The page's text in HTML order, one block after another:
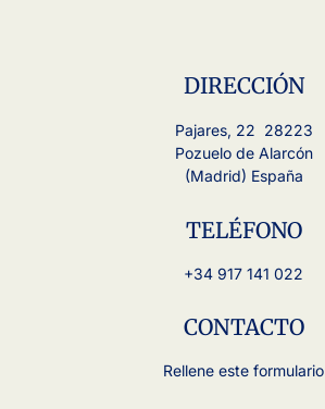
DIRECCIÓN
Pajares, 22 28223
Pozuelo de Alarcón
(Madrid) España
TELÉFONO
+34 917 141 022
CONTACTO
Rellene este formulario